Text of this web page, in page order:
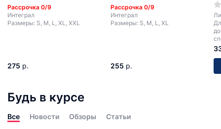
Рассрочка 0/9
Интеграл
Размеры: S, M, L, XL, XXL
275 р.
Рассрочка 0/9
Интеграл
Размеры: S, M, L, XL
255 р.
Будь в курсе
Все Новости Обзоры Статьи